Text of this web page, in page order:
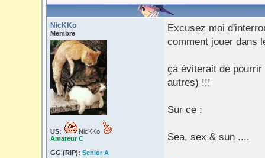
NicKKo
Membre
US:
NicKKo
Amateur C
GG (RIP): Senior A
Excusez moi
comment jouer dans
ça éviterait de
autres) !!!
Sur ce :
Sea, sex & sun ....